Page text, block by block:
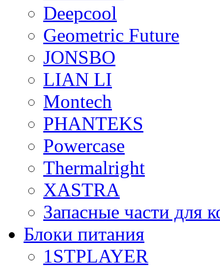
Deepcool
Geometric Future
JONSBO
LIAN LI
Montech
PHANTEKS
Powercase
Thermalright
XASTRA
Запасные части для
Блоки питания
1STPLAYER